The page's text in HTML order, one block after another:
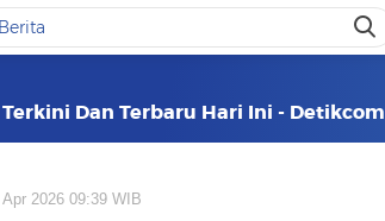
Dan Terbaru Hari Ini - Detikcom
2026 09:39 WIB